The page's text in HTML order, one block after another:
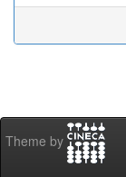
Theme by